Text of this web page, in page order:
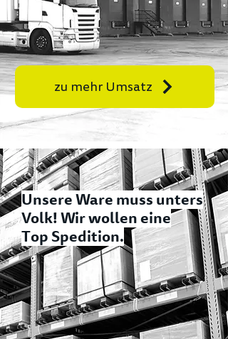
zu mehr Umsatz
Unsere Ware muss unters
Volk! Wir wollen eine
Top Spedition.